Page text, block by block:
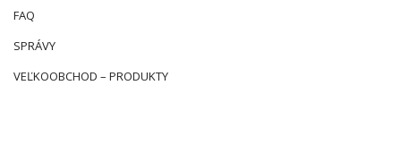
FAQ
SPRÁVY
VEĽKOOBCHOD – PRODUKTY